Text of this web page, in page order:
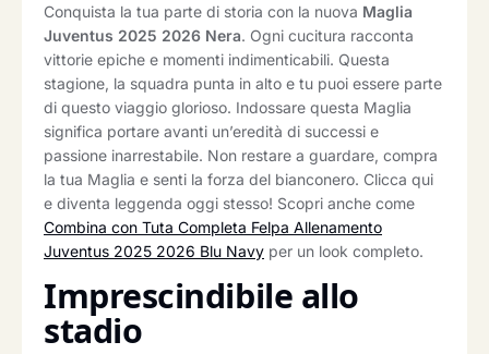
Conquista la tua parte di storia con la nuova Maglia
Juventus 2025 2026 Nera. Ogni cucitura racconta
vittorie epiche e momenti indimenticabili. Questa
stagione, la squadra punta in alto e tu puoi essere parte
di questo viaggio glorioso. Indossare questa Maglia
significa portare avanti un’eredità di successi e
passione inarrestabile. Non restare a guardare, compra
la tua Maglia e senti la forza del bianconero. Clicca qui
e diventa leggenda oggi stesso! Scopri anche come
Combina con Tuta Completa Felpa Allenamento
Juventus 2025 2026 Blu Navy per un look completo.
Imprescindibile allo
stadio